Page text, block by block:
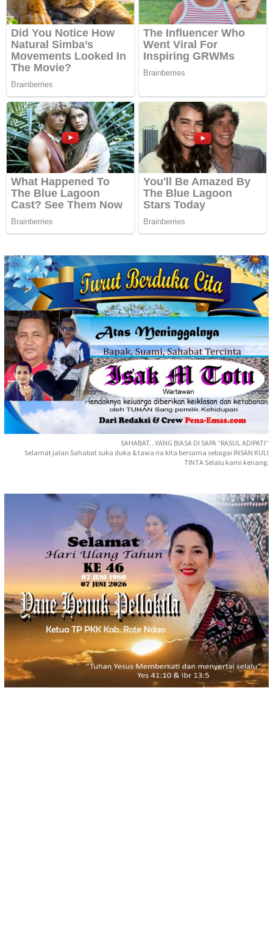
SAHABAT…YANG BIASA DI SAPA “RASUL ADIPATI”
Selamat jalan Sahabat suka duka & tawa ria kita bersama sebagai INSAN KULI
TINTA Selalu kami kenang.